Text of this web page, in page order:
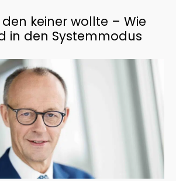
den keiner wollte – Wie
in den Systemmodus